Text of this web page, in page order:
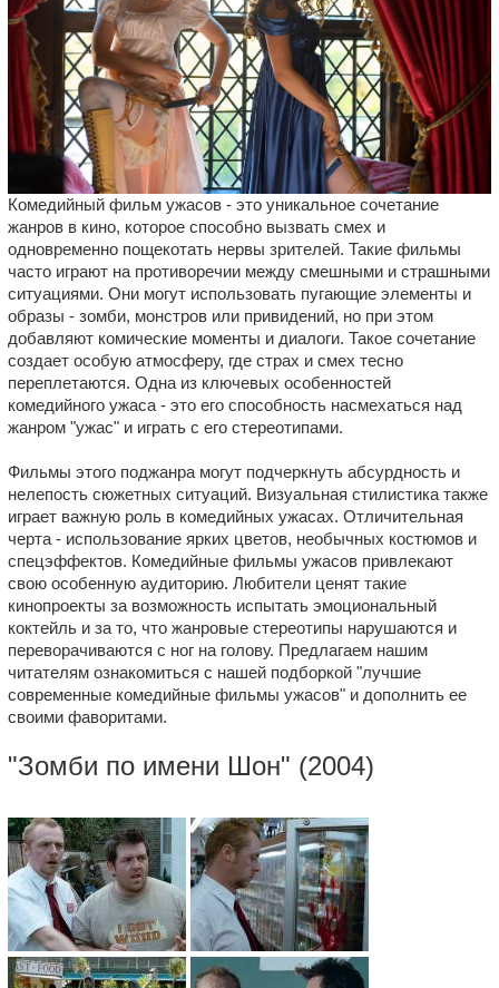
Комедийный фильм ужасов - это уникальное сочетание
жанров в кино, которое способно вызвать смех и
одновременно пощекотать нервы зрителей. Такие фильмы
часто играют на противоречии между смешными и страшными
ситуациями. Они могут использовать пугающие элементы и
образы - зомби, монстров или привидений, но при этом
добавляют комические моменты и диалоги. Такое сочетание
создает особую атмосферу, где страх и смех тесно
переплетаются. Одна из ключевых особенностей
комедийного ужаса - это его способность насмехаться над
жанром "ужас" и играть с его стереотипами.
Фильмы этого поджанра могут подчеркнуть абсурдность и
нелепость сюжетных ситуаций. Визуальная стилистика также
играет важную роль в комедийных ужасах. Отличительная
черта - использование ярких цветов, необычных костюмов и
спецэффектов. Комедийные фильмы ужасов привлекают
свою особенную аудиторию. Любители ценят такие
кинопроекты за возможность испытать эмоциональный
коктейль и за то, что жанровые стереотипы нарушаются и
переворачиваются с ног на голову. Предлагаем нашим
читателям ознакомиться с нашей подборкой "лучшие
современные комедийные фильмы ужасов" и дополнить ее
своими фаворитами.
"Зомби по имени Шон" (2004)